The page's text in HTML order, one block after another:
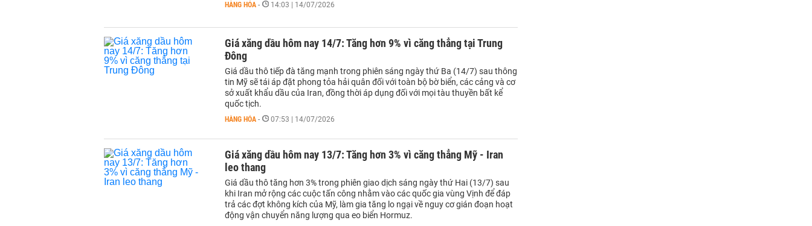
HÀNG HÓA - 14:03 | 14/07/2026
Giá xăng dầu hôm nay 14/7: Tăng hơn 9% vì căng thẳng tại Trung
Đông
Giá dầu thô tiếp đà tăng mạnh trong phiên sáng ngày thứ Ba (14/7) sau thông
tin Mỹ sẽ tái áp đặt phong tỏa hải quân đối với toàn bộ bờ biển, các cảng và cơ
sở xuất khẩu dầu của Iran, đồng thời áp dụng đối với mọi tàu thuyền bất kể
quốc tịch.
HÀNG HÓA - 07:53 | 14/07/2026
Giá xăng dầu hôm nay 13/7: Tăng hơn 3% vì căng thẳng Mỹ - Iran
leo thang
Giá dầu thô tăng hơn 3% trong phiên giao dịch sáng ngày thứ Hai (13/7) sau
khi Iran mở rộng các cuộc tấn công nhằm vào các quốc gia vùng Vịnh để đáp
trả các đợt không kích của Mỹ, làm gia tăng lo ngại về nguy cơ gián đoạn hoạt
động vận chuyển năng lượng qua eo biển Hormuz.